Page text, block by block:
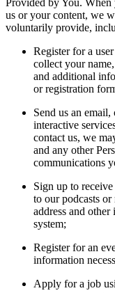
Provided by You.
us or your content, we
voluntarily provide,
Register for a
collect your
and additional
or registration
Send us an
interactive
contact us, we
and any other
communications
Sign up to
to our podcasts
address and
system;
Register for an
information
Apply for a job